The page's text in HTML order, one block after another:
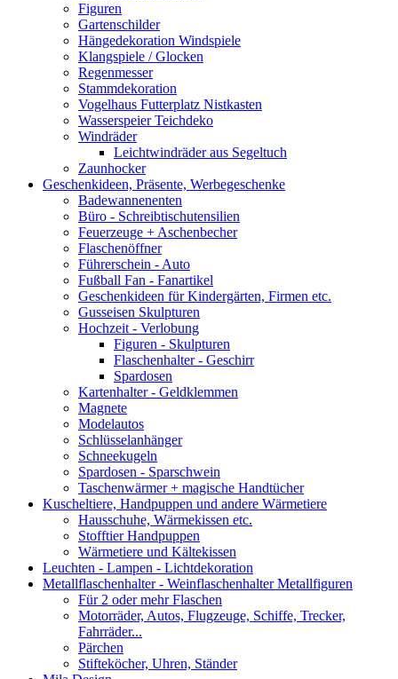
Figuren
Gartenschilder
Hängedekoration Windspiele
Klangspiele / Glocken
Regenmesser
Stammdekoration
Vogelhaus Futterplatz Nistkasten
Wasserspeier Teichdeko
Windräder
Leichtwindräder aus Segeltuch
Zaunhocker
Geschenkideen, Präsente, Werbegeschenke
Badewannenenten
Büro - Schreibtischutensilien
Feuerzeuge + Aschenbecher
Flaschenöffner
Führerschein - Auto
Fußball Fan - Fanartikel
Geschenkideen für Kindergärten, Firmen etc.
Gusseisen Skulpturen
Hochzeit - Verlobung
Figuren - Skulpturen
Flaschenhalter - Geschirr
Spardosen
Kartenhalter - Geldklemmen
Magnete
Modelautos
Schlüsselanhänger
Schneekugeln
Spardosen - Sparschwein
Taschenwärmer + magische Handtücher
Kuscheltiere, Handpuppen und andere Wärmetiere
Hausschuhe, Wärmekissen etc.
Stofftier Handpuppen
Wärmetiere und Kältekissen
Leuchten - Lampen - Lichtdekoration
Metallflaschenhalter - Weinflaschenhalter Metallfiguren
Für 2 oder mehr Flaschen
Motorräder, Autos, Flugzeuge, Schiffe, Trecker,
Fahrräder...
Pärchen
Stifteköcher, Uhren, Ständer